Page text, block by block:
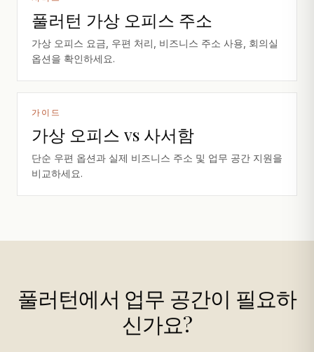
풀러턴 가상 오피스 주소
가상 오피스 요금, 우편 처리, 비즈니스 주소 사용, 회의실
옵션을 확인하세요.
가이드
가상 오피스 vs 사서함
단순 우편 옵션과 실제 비즈니스 주소 및 업무 공간 지원을
비교하세요.
풀러턴에서 업무 공간이 필요하
신가요?